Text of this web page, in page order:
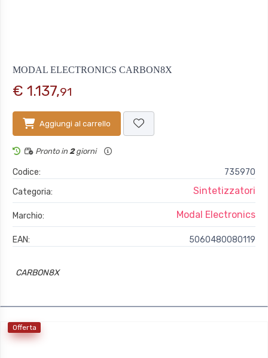
MODAL ELECTRONICS CARBON8X
€ 1.137,91
Aggiungi al carrello
Pronto in 2giorni
Codice:
735970
Categoria:
Sintetizzatori
Marchio: Modal Electronics
EAN: 5060480080119
CARBON8X
Offerta